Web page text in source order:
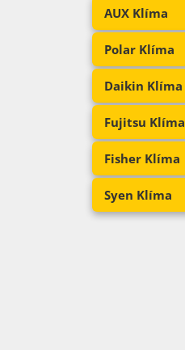
AUX Klíma
Polar Klíma
Daikin Klíma
Fujitsu Klíma
Fisher Klíma
Syen Klíma